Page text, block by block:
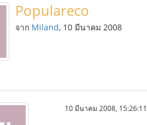
Populareco
จาก Miland, 10 มีนาคม 2008
10 มีนาคม 2008, 15:26:11